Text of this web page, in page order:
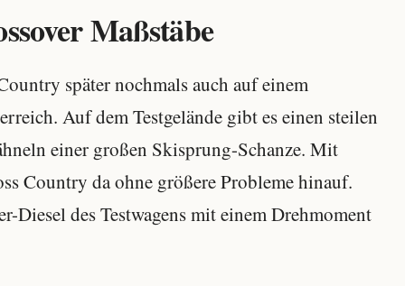
Maßstäbe
später nochmals auch auf einem
Auf dem Testgelände gibt es einen steilen
einer großen Skisprung-Schanze. Mit
Country da ohne größere Probleme hinauf.
des Testwagens mit einem Drehmoment